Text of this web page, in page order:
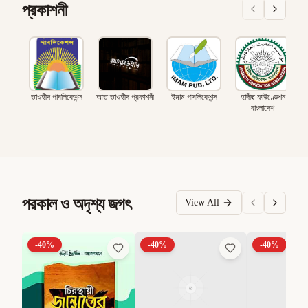
প্রকাশনী
তাওহীদ পাবলিকেশন্স আত তাওহীদ প্রকাশনী ইমাম পাবলিকেশন্স
হাদীছ ফাউণ্ডেশন
বাংলাদেশ
পরকাল ও অদৃশ্য জগৎ View All
-40% -40% -40%